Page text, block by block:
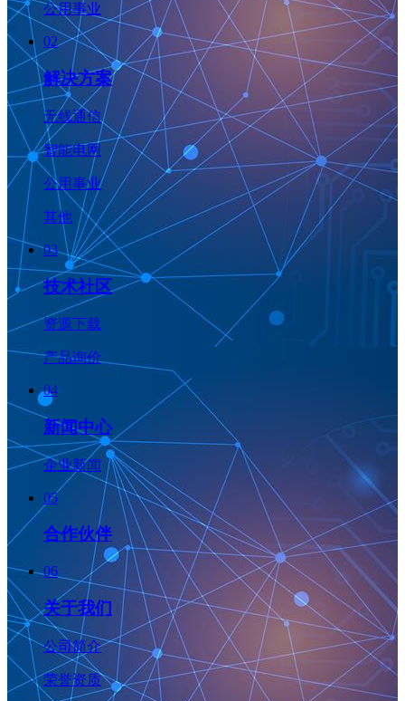
公用事业
02
解决方案
无线通信
智能电网
公用事业
其他
03
技术社区
资源下载
产品询价
04
新闻中心
企业新闻
05
合作伙伴
06
关于我们
公司简介
荣誉资质